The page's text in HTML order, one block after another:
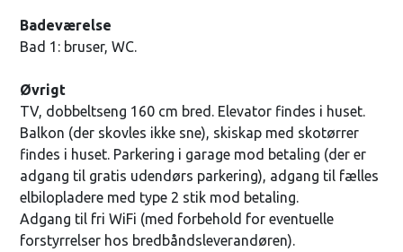
Badeværelse
Bad 1: bruser, WC.
Øvrigt
TV, dobbeltseng 160 cm bred. Elevator findes i huset.
Balkon (der skovles ikke sne), skiskap med skotørrer
findes i huset. Parkering i garage mod betaling (der er
adgang til gratis udendørs parkering), adgang til fælles
elbilopladere med type 2 stik mod betaling.
Adgang til fri WiFi (med forbehold for eventuelle
forstyrrelser hos bredbåndsleverandøren).